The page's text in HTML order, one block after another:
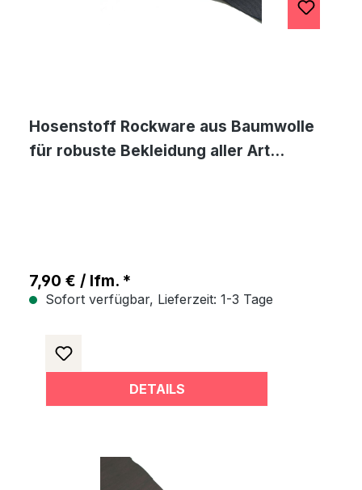
Hosenstoff Rockware aus Baumwolle
für robuste Bekleidung aller Art
7,90 € / lfm. *
Sofort verfügbar, Lieferzeit: 1-3 Tage
DETAILS